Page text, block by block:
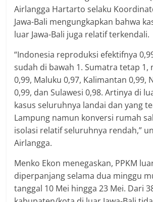
Airlangga Hartarto selaku
Jawa-Bali mengungkapkan bahwa
luar Jawa-Bali juga relatif terkendali.
“Indonesia reproduksi efektifnya
sudah di bawah 1. Sumatra tetap 1,
0,99, Maluku 0,97, Kalimantan 0,99,
0,99, dan Sulawesi 0,98. Artinya di
kasus seluruhnya landai dan yang
Lampung namun konversi rumah
isolasi relatif seluruhnya rendah,”
Airlangga.
Menko Ekon menegaskan, PPKM
diperpanjang selama dua minggu
tanggal 10 Mei hingga 23 Mei. Dari